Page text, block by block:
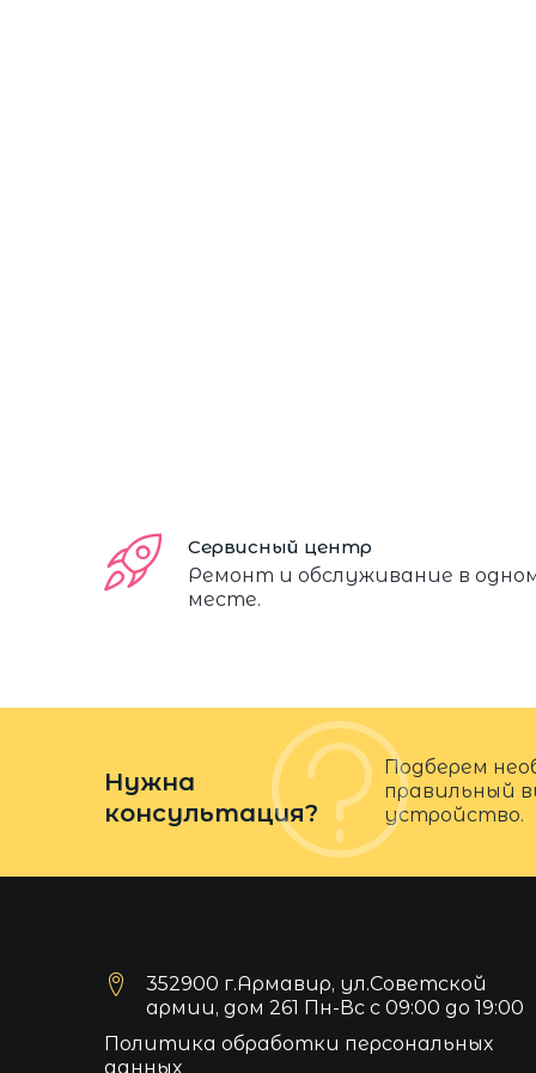
Сервисный центр
Ремонт и обслуживание в
месте.
Нужна
консультация?
Подберем
правильный
устройство.
352900 г.Армавир, ул.Советской
армии, дом 261 Пн-Вс с 09:00 до 19:00
Политика обработки персональных
данных